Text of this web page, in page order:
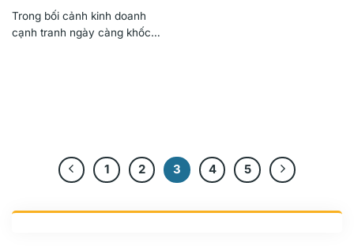
Trong bối cảnh kinh doanh
cạnh tranh ngày càng khốc
1 2 3 4 5